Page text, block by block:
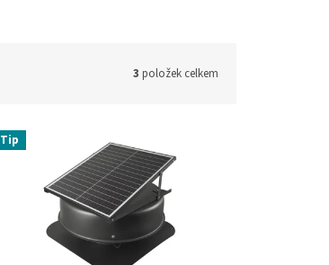
3 položek celkem
Tip